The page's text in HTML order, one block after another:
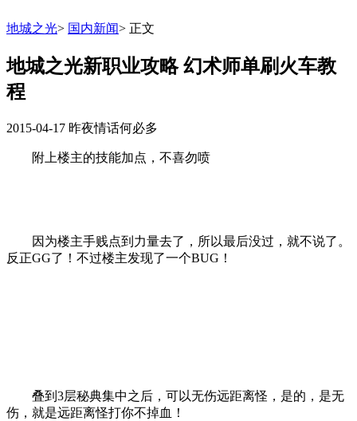
地城之光> 国内新闻> 正文
地城之光新职业攻略 幻术师单刷火车教
程
2015-04-17 昨夜情话何必多
附上楼主的技能加点，不喜勿喷
因为楼主手贱点到力量去了，所以最后没过，就不说了。
反正GG了！不过楼主发现了一个BUG！
叠到3层秘典集中之后，可以无伤远距离怪，是的，是无
伤，就是远距离怪打你不掉血！